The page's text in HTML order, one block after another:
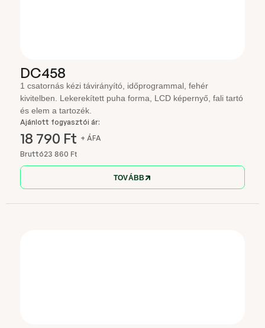
DC458
1 csatornás kézi távirányító, időprogrammal, fehér
kivitelben. Lekerekített puha forma, LCD képernyő, fali tartó
és elem a tartozék.
Ajánlott fogyasztói ár:
18 790 Ft + ÁFA
Bruttó23 860 Ft
TOVÁBB